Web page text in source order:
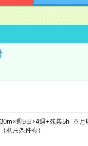
週5日×4週+残業5h ※月
利用条件有）